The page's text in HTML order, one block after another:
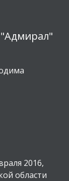
"Адмирал"
2016,
области